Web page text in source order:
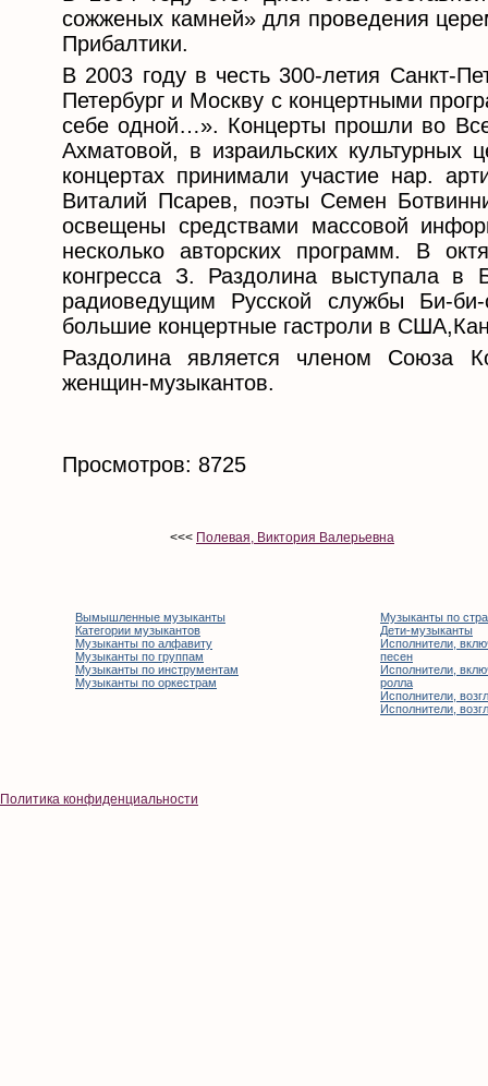
сожженых камней» для проведения
Прибалтики.
В 2003 году в честь 300-летия Санкт-
Петербург и Москву с концертными
себе одной…». Концерты прошли во
Ахматовой, в израильских культурных
концертах принимали участие нар.
Виталий Псарев, поэты Семен
освещены средствами массовой
несколько авторских программ. В
конгресса З. Раздолина выступала в
радиоведущим Русской службы Би-
большие концертные гастроли в
Раздолина является членом Союза
женщин-музыкантов.
Просмотров: 8725
<<< Полевая, Виктория Валерьевна
Вымышленные музыканты
Категории музыкантов
Музыканты по алфавиту
Музыканты по группам
Музыканты по инструментам
Музыканты по оркестрам
Музыканты по
Дети-музыканты
Исполнители,
песен
Исполнители,
ролла
Исполнители,
Исполнители,
Политика конфиденциальности